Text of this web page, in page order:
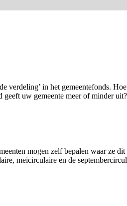
verdeling’ in het gemeentefonds.
geeft uw gemeente meer of minder
mogen zelf bepalen waar ze
meicirculaire en de